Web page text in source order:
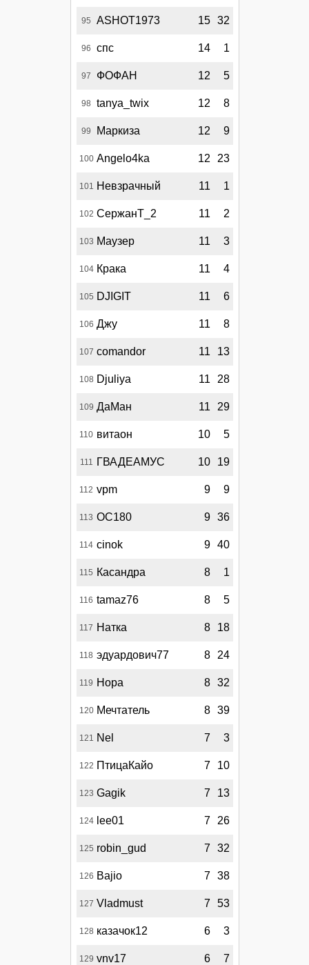
95 ASHOT1973 15 32
96 спс 14 1
97 ФОФАН 12 5
98 tanya_twix 12 8
99 Маркиза 12 9
100 Angelo4ka 12 23
101 Невзрачный 11 1
102 СержанТ_2 11 2
103 Маузер 11 3
104 Крака 11 4
105 DJIGIT 11 6
106 Джу 11 8
107 comandor 11 13
108 Djuliya 11 28
109 ДаМан 11 29
110 витаон 10 5
111 ГВАДЕАМУС 10 19
112 vpm 9 9
113 OC180 9 36
114 cinok 9 40
115 Касандра 8 1
116 tamaz76 8 5
117 Натка 8 18
118 эдуардович77 8 24
119 Нора 8 32
120 Мечтатель 8 39
121 Nel 7 3
122 ПтицаКайо 7 10
123 Gagik 7 13
124 lee01 7 26
125 robin_gud 7 32
126 Bajio 7 38
127 Vladmust 7 53
128 казачок12 6 3
129 vnv17 6 7